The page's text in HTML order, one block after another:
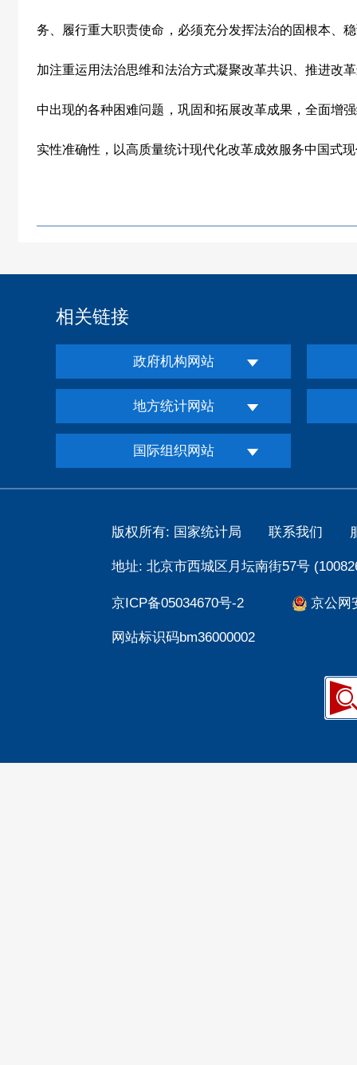
务、履行重大职责使命，必须充分发挥法治的固根本、
加注重运用法治思维和法治方式凝聚改革共识、推进改
中出现的各种困难问题，巩固和拓展改革成果，全面增
实性准确性，以高质量统计现代化改革成效服务中国式
相关链接
政府机构网站
地方统计网站
国际组织网站
版权所有: 国家统计局 联系我们
地址: 北京市西城区月坛南街57号
京ICP备05034670号-2 京公网
网站标识码bm36000002